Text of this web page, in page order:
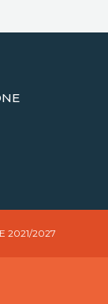
2021/2027